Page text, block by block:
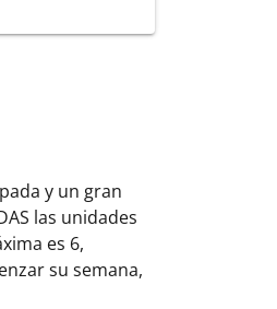
y un gran
las unidades
es 6,
su semana,